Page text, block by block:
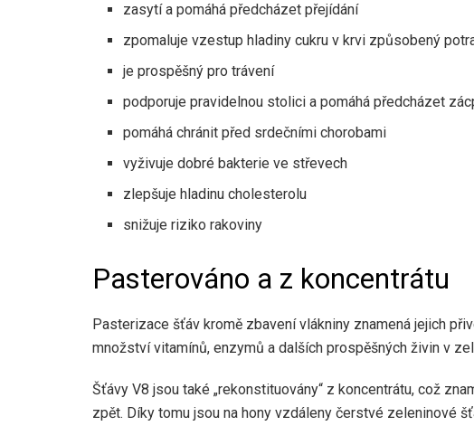
zasytí a pomáhá předcházet přejídání
zpomaluje vzestup hladiny cukru v krvi způsobený
je prospěšný pro trávení
podporuje pravidelnou stolici a pomáhá předcházet
pomáhá chránit před srdečními chorobami
vyživuje dobré bakterie ve střevech
zlepšuje hladinu cholesterolu
snižuje riziko rakoviny
Pasterováno a z koncentrátu
Pasterizace šťáv kromě zbavení vlákniny znamená jejich
množství vitamínů, enzymů a dalších prospěšných živin v
Šťávy V8 jsou také „rekonstituovány“ z koncentrátu, což
zpět. Díky tomu jsou na hony vzdáleny čerstvé zeleninové